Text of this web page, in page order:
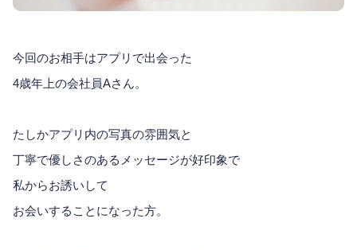
今回のお相手はアプリで出会った
4歳年上の会社員Aさん。
たしかアプリ内の写真の雰囲気と
丁寧で優しさのあるメッセージが好印象で
私からお誘いして
お会いすることになった方。